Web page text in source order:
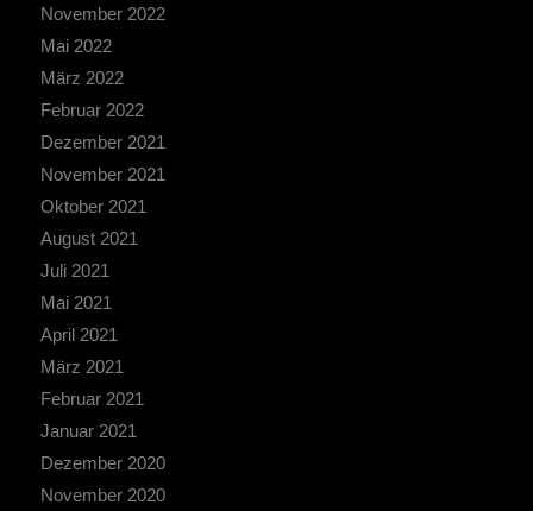
November 2022
Mai 2022
März 2022
Februar 2022
Dezember 2021
November 2021
Oktober 2021
August 2021
Juli 2021
Mai 2021
April 2021
März 2021
Februar 2021
Januar 2021
Dezember 2020
November 2020